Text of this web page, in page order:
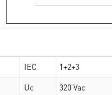
IEC
1+2+3
Uc
320 Vac